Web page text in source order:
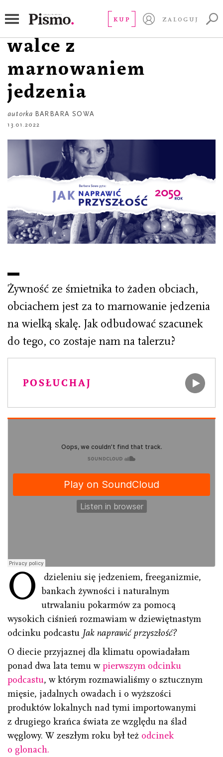
KUP ZALOGUJ
Ryba bez ości. O
walce z
marnowaniem
jedzenia
autorka BARBARA SOWA
13.01.2022
Żywność ze śmietnika to żaden obciach,
obciachem jest za to marnowanie jedzenia
na wielką skalę. Jak odbudować szacunek
do tego, co zostaje nam na talerzu?
POSŁUCHAJ
O
dzieleniu się jedzeniem, freeganizmie,
bankach żywności i naturalnym
utrwalaniu pokarmów za pomocą
wysokich ciśnień rozmawiam w dziewiętnastym
odcinku podcastu Jak naprawić przyszłość?
O diecie przyjaznej dla klimatu opowiadałam
ponad dwa lata temu wpierwszym odcinku
podcastu, w którym rozmawialiśmy o sztucznym
mięsie, jadalnych owadach i o wyższości
produktów lokalnych nad tymi importowanymi
z drugiego krańca świata ze względu na ślad
węglowy. W zeszłym roku był też odcinek
o glonach.